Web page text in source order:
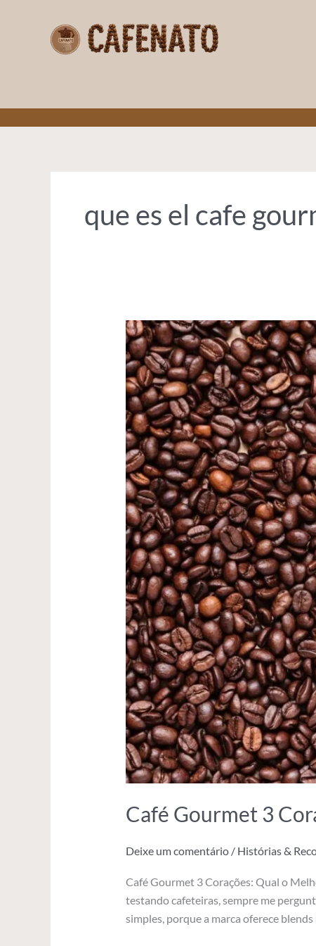
que es el cafe
Café Gourmet 3
Deixe um comentário / Histórias &
Café Gourmet 3 Corações: Qual o
testando cafeteiras, sempre me
simples, porque a marca oferece
Café
Gourmet
3
Corações:
Qual
o
Melhor
em
2025?